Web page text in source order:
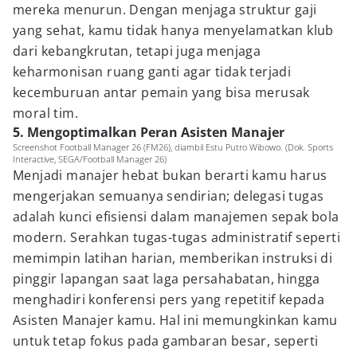
mereka menurun. Dengan menjaga struktur gaji
yang sehat, kamu tidak hanya menyelamatkan klub
dari kebangkrutan, tetapi juga menjaga
keharmonisan ruang ganti agar tidak terjadi
kecemburuan antar pemain yang bisa merusak
moral tim.
5. Mengoptimalkan Peran Asisten Manajer
Screenshot Football Manager 26 (FM26), diambil Estu Putro Wibowo. (Dok. Sports
Interactive, SEGA/Football Manager 26)
Menjadi manajer hebat bukan berarti kamu harus
mengerjakan semuanya sendirian; delegasi tugas
adalah kunci efisiensi dalam manajemen sepak bola
modern. Serahkan tugas-tugas administratif seperti
memimpin latihan harian, memberikan instruksi di
pinggir lapangan saat laga persahabatan, hingga
menghadiri konferensi pers yang repetitif kepada
Asisten Manajer kamu. Hal ini memungkinkan kamu
untuk tetap fokus pada gambaran besar, seperti